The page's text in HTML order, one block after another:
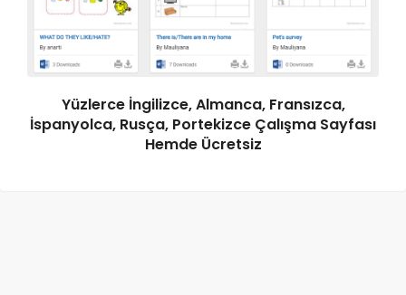
Yüzlerce İngilizce, Almanca, Fransızca,
İspanyolca, Rusça, Portekizce Çalışma Sayfası
Hemde Ücretsiz